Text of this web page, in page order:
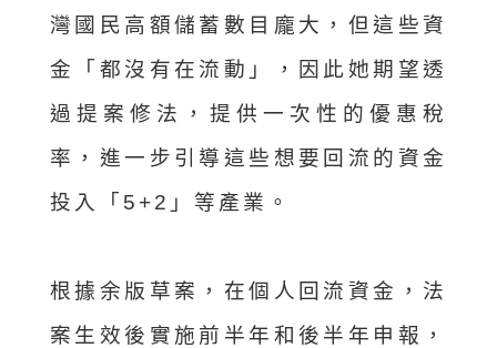
灣國民高額儲蓄數目龐大，但這些資
金「都沒有在流動」，因此她期望透
過提案修法，提供一次性的優惠稅
率，進一步引導這些想要回流的資金
投入「5+2」等產業。
根據余版草案，在個人回流資金，法
案生效後實施前半年和後半年申報，